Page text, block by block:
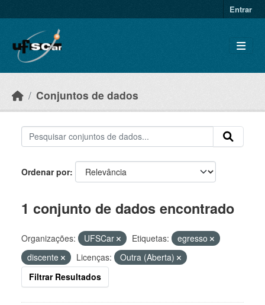
Entrar
Conjuntos de dados
Ordenar por
1 conjunto de dados encontrado
Organizações: UFSCar Etiquetas:
egresso
discente
Licenças:
Outra (Aberta)
Filtrar Resultados